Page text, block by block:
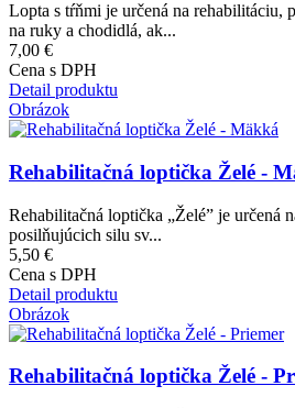
Lopta s tŕňmi je určená na rehabilitáciu,
na ruky a chodidlá, ak...
7,00 €
Cena s DPH
Detail produktu
Obrázok
Rehabilitačná loptička Želé -
Rehabilitačná loptička „Želé” je určená
posilňujúcich silu sv...
5,50 €
Cena s DPH
Detail produktu
Obrázok
Rehabilitačná loptička Želé -